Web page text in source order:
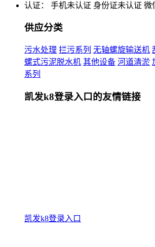
认证：
手机未认证 身份证未认证 微
供应分类
污水处理 拦污系列 无轴螺旋输送机
螺式污泥脱水机 其他设备 河道清淤
系列
凯发k8登录入口的友情链接
凯发k8登录入口